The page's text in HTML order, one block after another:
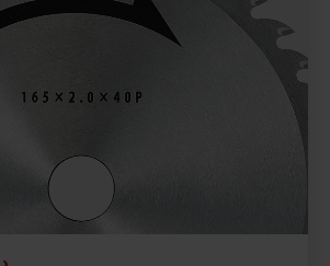
le décapage de peinture au laser
de pièces et de matériaux
raisons. Examinons de plus
que cela offre.